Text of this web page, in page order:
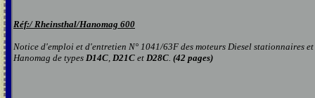
Réf:/ Rheinsthal/Hanomag 600
Notice d'emploi et d'entretien N° 1041/63F des moteurs Diesel stationnaires
Hanomag de types D14C, D21C et D28C. (42 pages)